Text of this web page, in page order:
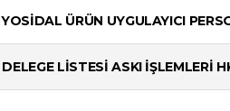
ÜRÜN UYGULAYICI
LİSTESİ ASKI İŞLEMLERİ